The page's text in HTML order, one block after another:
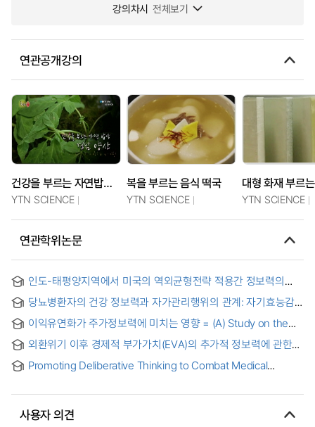
강의차시 전체보기
연관공개강의
건강을 부르는 자연밥상, 경남 양산
YTN SCIENCE
복을 부르는 음식 떡국
YTN SCIENCE YTN SCIENCE
연관학위논문
인도-태평양지역에서 미국의 역외균형전략 적용간 정보력의
the U.S. Balancing Strategy in the Indo-Pacific Region
당뇨병환자의 건강 정보력과 자가관리행위의 관계: 자기효능감
to Self-Care Behaviors in Patients with Diabetes: Self-
Efficacy and Social Support as Mediators
이익유연화가 주가정보력에 미치는 영향 = (A) Study on the
income smoothing, a particular form of earnings
management, is associated with more informative stock
prices
외환위기 이후 경제적 부가가치(EVA)의 추가적 정보력에 관한
EVA after foreign currency crisis 1997
Promoting Deliberative Thinking to Combat Medical
사용자 의견